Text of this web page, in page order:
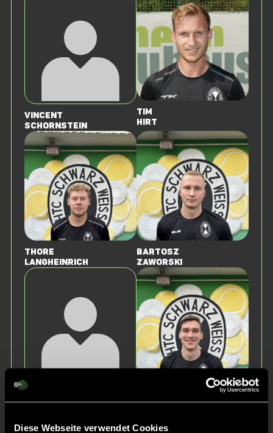
Diese Webseite verwendet Cookies
Vincent
Schornstein
Tim
Hirt
Thore
LangHeinrich
Bartosz
Zaworski
Sebastian
Draguhn